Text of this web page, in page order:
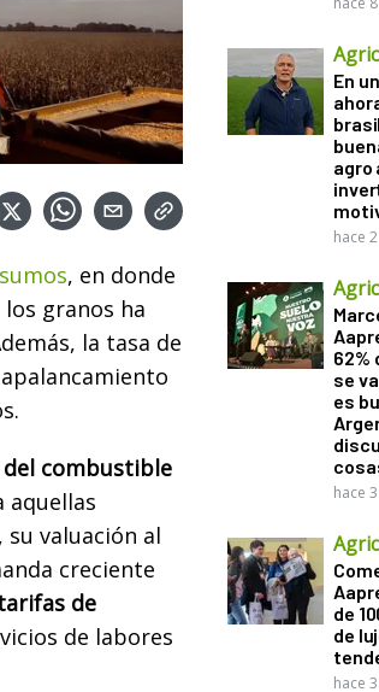
, en donde
granos ha
la tasa de
combustible
aquellas
valuación al
creciente
de
de labores
En
agro
hace
62%
se
es
hace
de
de
hace